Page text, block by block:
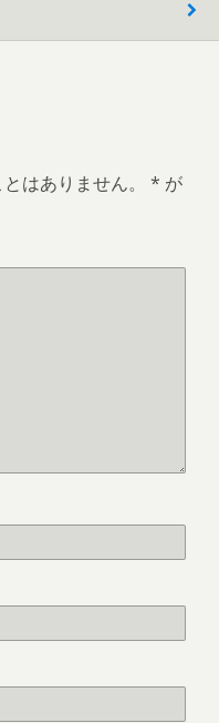
はありません。 * が